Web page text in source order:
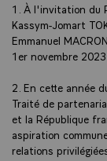
1. À l'invitation du
Kassym-Jomart
Emmanuel
1er novembre 2023.
2. En cette année
Traité de
et la République
aspiration
relations